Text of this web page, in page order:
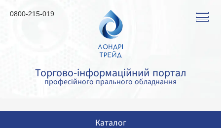
Торгово-інформаційний портал
професійного прального обладнання
0800-215-019
Каталог